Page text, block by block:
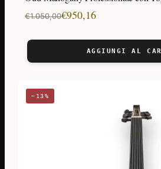
€1.050,00
Il
originale
era:
€950,16
Il
attuale
è:
AGGIUNGI AL
−13%